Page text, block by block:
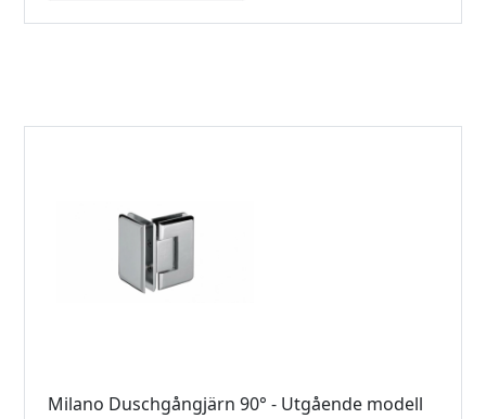
Milano Duschgångjärn 90° - Utgående modell